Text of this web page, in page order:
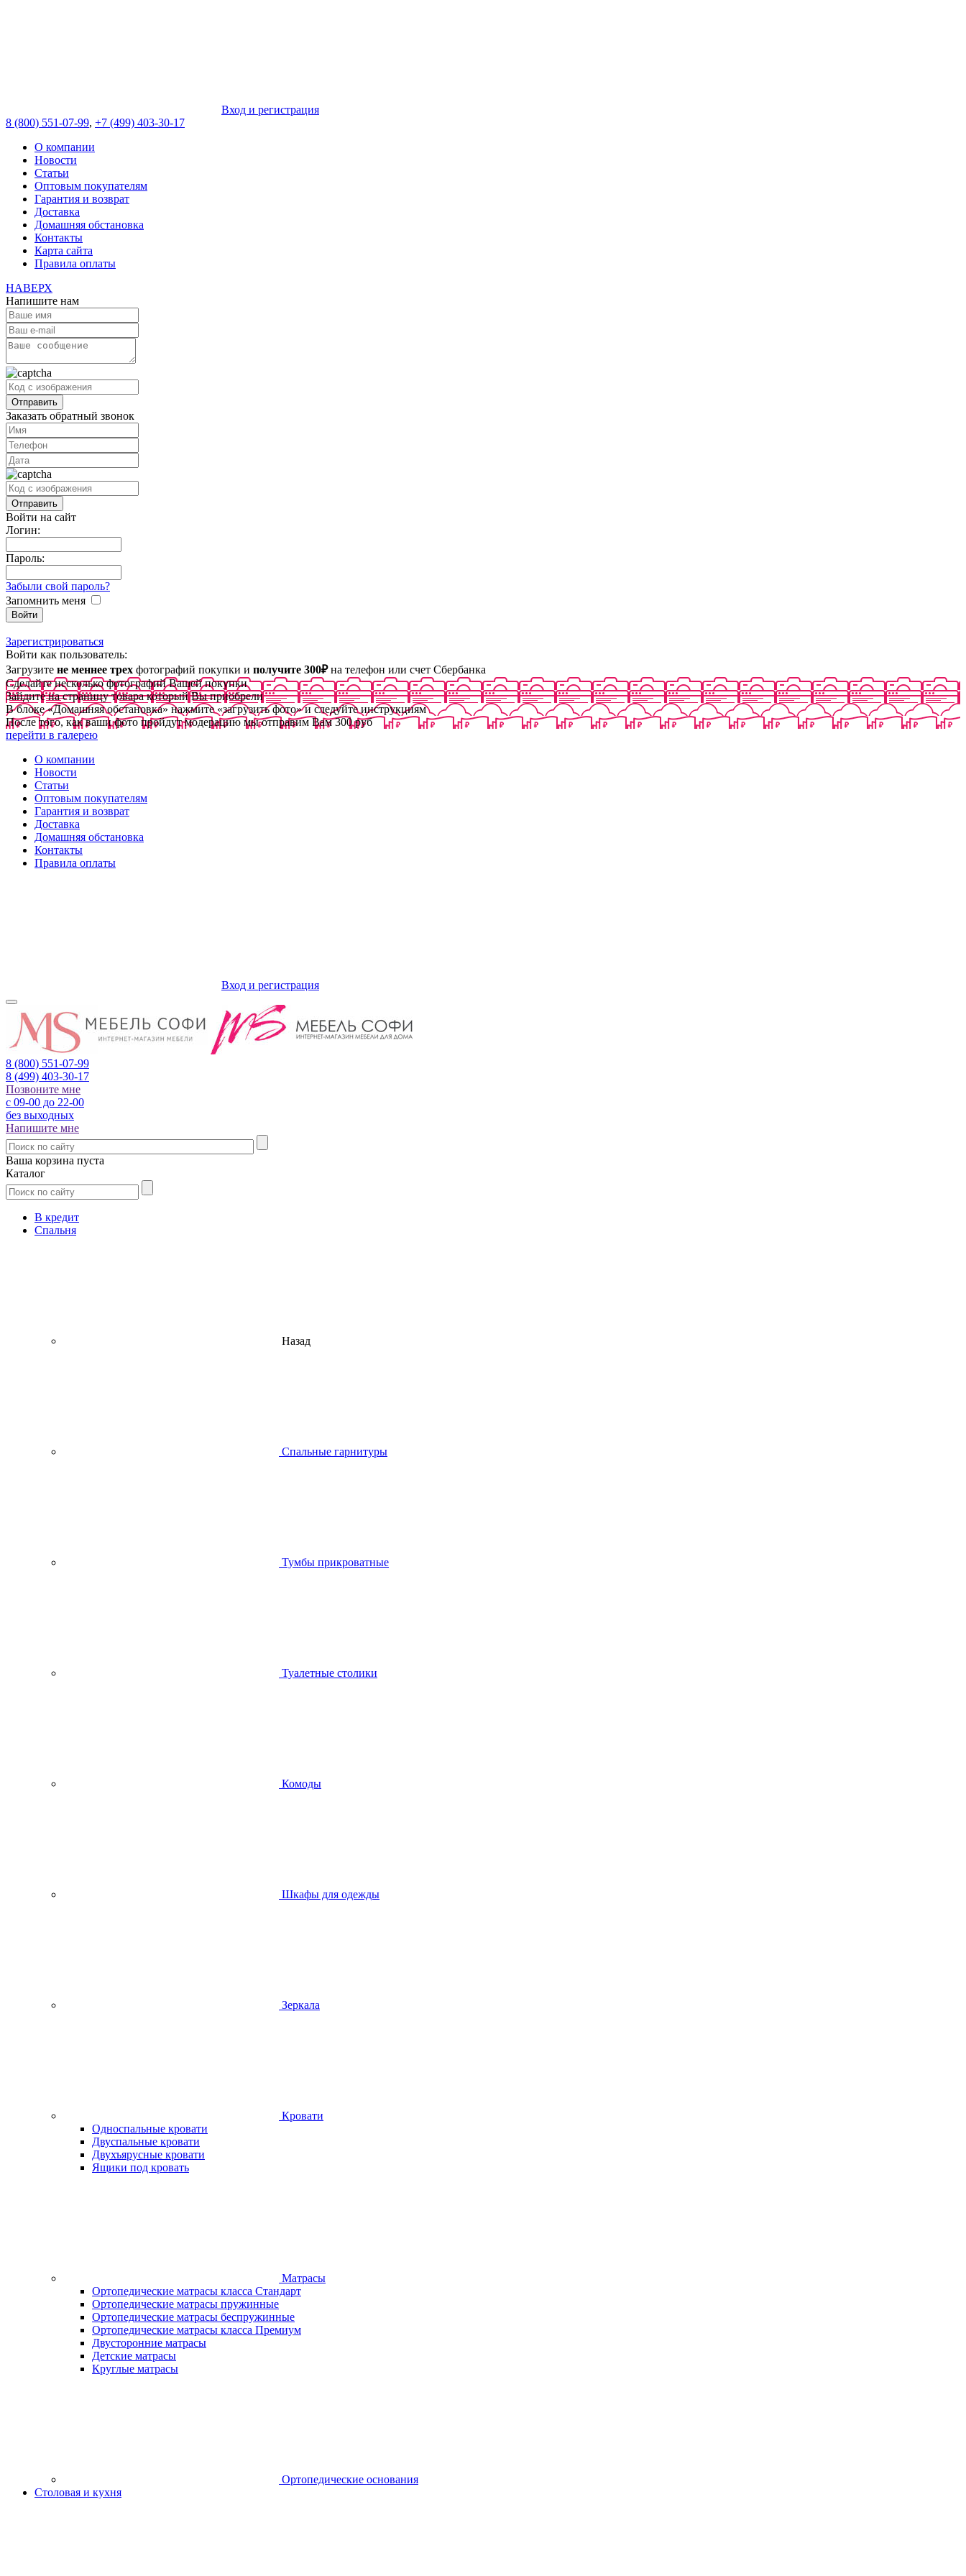
Вход и регистрация
8 (800) 551-07-99, +7 (499) 403-30-17
О компании
Новости
Статьи
Оптовым покупателям
Гарантия и возврат
Доставка
Домашняя обстановка
Контакты
Карта сайта
Правила оплаты
НАВЕРХ
Напишите нам
Заказать обратный звонок
Войти на сайт
Логин:
Пароль:
Забыли свой пароль?
Запомнить меня
Зарегистрироваться
Войти как пользователь:
Загрузите не меннее трех фотографий покупки и получите 300₽на телефон или счет Сбербанка
Сделайте несколько фотографий Вашей покупки
Зайдите на страницу товара который Вы приобрели
В блоке «Домашняя обстановка» нажмите «загрузить фото» и следуйте инструкциям
После того, как ваши фото пройдут модерацию мы отправим Вам 300 руб
перейти в галерею
О компании
Новости
Статьи
Оптовым покупателям
Гарантия и возврат
Доставка
Домашняя обстановка
Контакты
Правила оплаты
Вход и регистрация
8 (800) 551-07-99
8 (499) 403-30-17
Позвоните мне
с 09-00 до 22-00
без выходных
Напишите мне
Ваша корзина пуста
Каталог
В кредит
Спальня
Назад
Спальные гарнитуры
Тумбы прикроватные
Туалетные столики
Комоды
Шкафы для одежды
Зеркала
Кровати
Односпальные кровати
Двуспальные кровати
Двухъярусные кровати
Ящики под кровать
Матрасы
Ортопедические матрасы класса Стандарт
Ортопедические матрасы пружинные
Ортопедические матрасы беспружинные
Ортопедические матрасы класса Премиум
Двусторонние матрасы
Детские матрасы
Круглые матрасы
Ортопедические основания
Столовая и кухня